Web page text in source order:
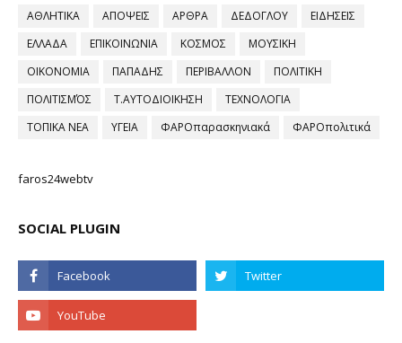
ΑΘΛΗΤΙΚΑ ΑΠΟΨΕΙΣ ΑΡΘΡΑ ΔΕΔΟΓΛΟΥ
ΕΙΔΗΣΕΙΣ
ΕΛΛΑΔΑ
ΕΠΙΚΟΙΝΩΝΙΑ ΚΟΣΜΟΣ
ΜΟΥΣΙΚΗ
ΟΙΚΟΝΟΜΙΑ
ΠΑΠΑΔΗΣ ΠΕΡΙΒΑΛΛΟΝ
ΠΟΛΙΤΙΚΗ
ΠΟΛΙΤΙΣΜΌΣ
Τ.ΑΥΤΟΔΙΟΙΚΗΣΗ
ΤΕΧΝΟΛΟΓΙΑ
ΤΟΠΙΚΑ ΝΕΑ
ΥΓΕΙΑ ΦΑΡΟπαρασκηνιακά ΦΑΡΟπολιτικά
faros24webtv
SOCIAL PLUGIN